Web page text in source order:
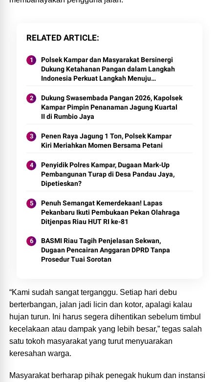
RELATED ARTICLE
Polsek Kampar dan Masyarakat Bersinergi
Dukung Ketahanan Pangan dalam Langkah
Indonesia Perkuat Langkah Menuju
Dukung Swasembada Pangan 2026, Kapolsek
Kampar Pimpin Penanaman Jagung Kuartal
II di Rumbio Jaya
Penen Raya Jagung 1 Ton, Polsek Kampar
Kiri Meriahkan Momen Bersama Petani
Penyidik Polres Kampar, Dugaan Mark-Up
Pembangunan Turap di Desa Pandau Jaya,
Dipetieskan?
Penuh Semangat Kemerdekaan! Lapas
Pekanbaru Ikuti Pembukaan Pekan Olahraga
Ditjenpas Riau HUT RI ke-81
BASMI Riau Tagih Penjelasan Sekwan,
Dugaan Pencairan Anggaran DPRD Tanpa
Prosedur Tuai Sorotan
“Kami sudah sangat terganggu. Setiap hari debu
berterbangan, jalan jadi licin dan kotor, apalagi kalau
hujan turun. Ini harus segera dihentikan sebelum timbul
kecelakaan atau dampak yang lebih besar,” tegas salah
satu tokoh masyarakat yang turut menyuarakan
keresahan warga.
Masyarakat berharap pihak penegak hukum dan instansi